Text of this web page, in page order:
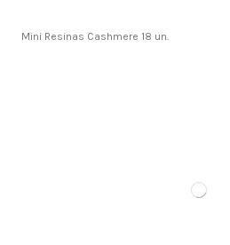
Mini Resinas Cashmere 18 un.